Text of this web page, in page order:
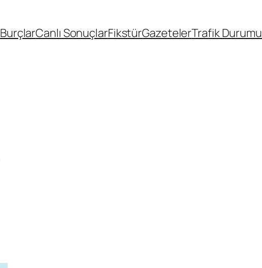
BurçlarCanlı SonuçlarFikstürGazetelerTrafik Durumu